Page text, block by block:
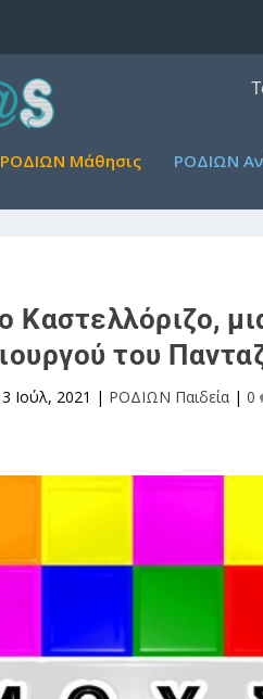
ΡΟΔΙΩΝ Μάθησις ΡΟΔΙΩΝ
Καστελλόριζο,
του
Ιούλ, 2021 | ΡΟΔΙΩΝ Παιδεία |0